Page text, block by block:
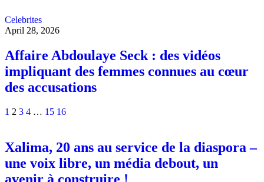
Celebrites
April 28, 2026
Affaire Abdoulaye Seck : des vidéos
impliquant des femmes connues au cœur
des accusations
1 2 3 4 … 15 16
Xalima, 20 ans au service de la diaspora –
une voix libre, un média debout, un